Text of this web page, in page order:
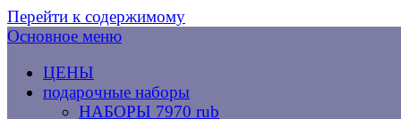
Перейти к содержимому
Основное меню
ЦЕНЫ
подарочные наборы
НАБОРЫ 7970 rub